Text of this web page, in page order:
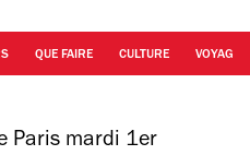
QUE FAIRE CULTURE VOYAGE
Paris mardi 1er